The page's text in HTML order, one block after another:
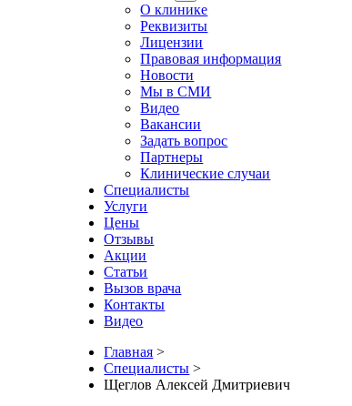
О клинике
Реквизиты
Лицензии
Правовая информация
Новости
Мы в СМИ
Видео
Вакансии
Задать вопрос
Партнеры
Клинические случаи
Специалисты
Услуги
Цены
Отзывы
Акции
Статьи
Вызов врача
Контакты
Видео
Главная >
Специалисты >
Щеглов Алексей Дмитриевич